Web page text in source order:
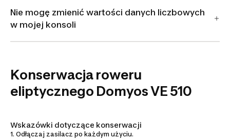
Nie mogę zmienić wartości danych liczbowych
w mojej konsoli
Konserwacja roweru
eliptycznego Domyos VE 510
Wskazówki dotyczące konserwacji
1. Odłączaj zasilacz po każdym użyciu.